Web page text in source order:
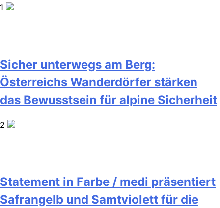
1
Sicher unterwegs am Berg:
Österreichs Wanderdörfer stärken
das Bewusstsein für alpine Sicherheit
2
Statement in Farbe / medi präsentiert
Safrangelb und Samtviolett für die